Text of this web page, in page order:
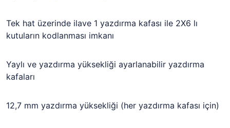
Tek hat üzerinde ilave 1 yazdırma kafası ile 2X6 lı
kutuların kodlanması imkanı
Yaylı ve yazdırma yüksekliği ayarlanabilir yazdırma
kafaları
12,7 mm yazdırma yüksekliği (her yazdırma kafası için)